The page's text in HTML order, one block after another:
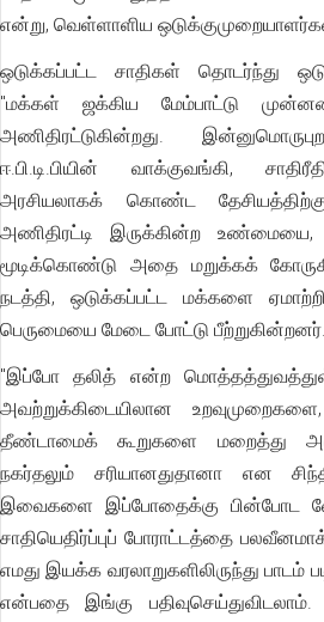
என்று, வெள்ளாளிய
ஒடுக்கப்பட்ட சாதிகள் தொடர்ந்து
"மக்கள் ஜக்கிய மேம்பாட்டு
அணிதிரட்டுகின்றது.
ஈ.பி.டி.பியின் வாக்குவங்கி,
அரசியலாகக் கொண்ட
அணிதிரட்டி இருக்கின்ற
மூடிக்கொண்டு அதை மறுக்கக்
நடத்தி, ஒடுக்கப்பட்ட மக்களை
பெருமையை மேடை போட்டு பீற்றுகின்றனர்.
"இப்போ தலித் என்ற
அவற்றுக்கிடையிலான
தீண்டாமைக் கூறுகளை மறைத்து
நகர்தலும் சரியானதுதானா என
இவைகளை இப்போதைக்கு பின்போட
சாதியெதிர்ப்புப் போராட்டத்தை
எமது இயக்க வரலாறுகளிலிருந்து
என்பதை இங்கு